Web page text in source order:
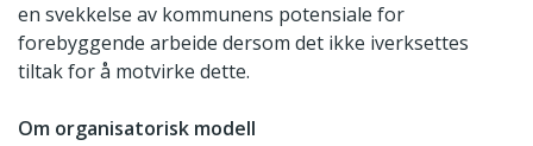
en svekkelse av kommunens potensiale for
forebyggende arbeide dersom det ikke iverksettes
tiltak for å motvirke dette.
Om organisatorisk modell